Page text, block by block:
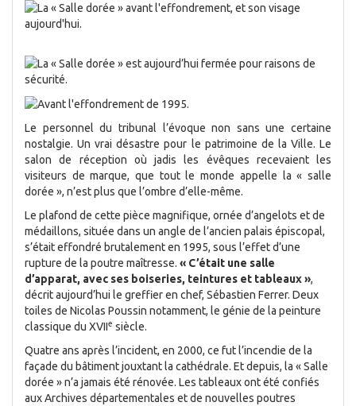
Le personnel du tribunal l’évoque non sans une certaine
nostalgie. Un vrai désastre pour le patrimoine de la Ville. Le
salon de réception où jadis les évêques recevaient les
visiteurs de marque, que tout le monde appelle la « salle
dorée », n’est plus que l’ombre d’elle-même.
Le plafond de cette pièce magnifique, ornée d’angelots et de
médaillons, située dans un angle de l’ancien palais épiscopal,
s’était effondré brutalement en 1995, sous l’effet d’une
rupture de la poutre maîtresse. « C’était une salle
d’apparat, avec ses boiseries, teintures et tableaux »,
décrit aujourd’hui le greffier en chef, Sébastien Ferrer. Deux
toiles de Nicolas Poussin notamment, le génie de la peinture
classique du XVIIe siècle.
Quatre ans après l’incident, en 2000, ce fut l’incendie de la
façade du bâtiment jouxtant la cathédrale. Et depuis, la « Salle
dorée » n’a jamais été rénovée. Les tableaux ont été confiés
aux Archives départementales et de nouvelles poutres